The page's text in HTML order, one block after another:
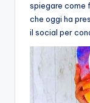
spiegare come
che oggi ha
il social per